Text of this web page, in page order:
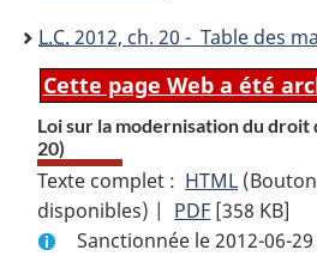
L.C. 2012, ch. 20 - Table des
Cette page Web a été
Loi sur la modernisation du droit
20)
Texte complet : HTML Texte
complet
:
disponibles) | PDF Texte
complet
[358 KB]
Sanctionnée le 2012-06-29